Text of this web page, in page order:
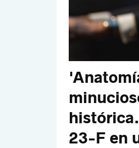
23-F en